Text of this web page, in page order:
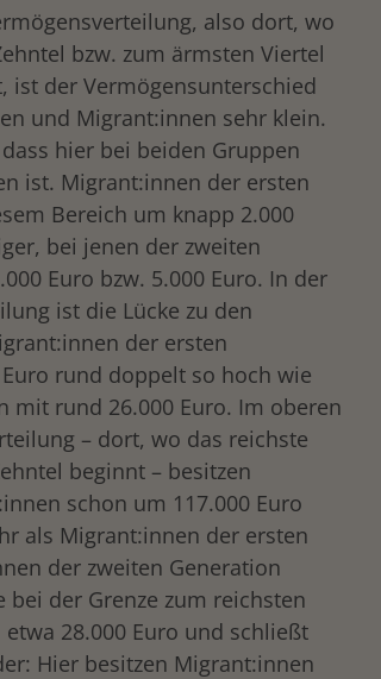
also dort, wo
bzw. zum ärmsten Viertel
ist der Vermögensunterschied
und Migrant:innen sehr klein.
hier bei beiden Gruppen
ist. Migrant:innen der ersten
Bereich um knapp 2.000
bei jenen der zweiten
Euro bzw. 5.000 Euro. In der
ist die Lücke zu den
der ersten
rund doppelt so hoch wie
mit rund 26.000 Euro. Im oberen
– dort, wo das reichste
beginnt – besitzen
schon um 117.000 Euro
als Migrant:innen der ersten
der zweiten Generation
der Grenze zum reichsten
28.000 Euro und schließt
Hier besitzen Migrant:innen